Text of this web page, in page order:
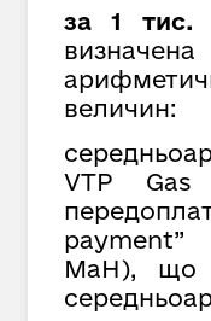
за 1 тис.
величин:
VTP
payment”
MaH), що